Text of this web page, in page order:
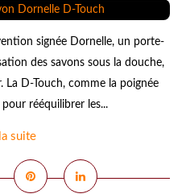
signée Dornelle, un porte-
des savons sous la douche,
La D-Touch, comme la poignée
rééquilibrer les...
suite